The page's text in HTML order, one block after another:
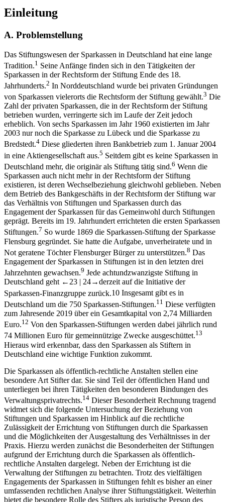
Einleitung
A. Problemstellung
Das Stiftungswesen der Sparkassen in Deutschland hat eine lange
Tradition.1 Seine Anfänge finden sich in den Tätigkeiten der
Sparkassen in der Rechtsform der Stiftung Ende des 18.
Jahrhunderts.2 In Norddeutschland wurde bei privaten Gründungen
von Sparkassen vielerorts die Rechtsform der Stiftung gewählt.3 Die
Zahl der privaten Sparkassen, die in der Rechtsform der Stiftung
betrieben wurden, verringerte sich im Laufe der Zeit jedoch
erheblich. Von sechs Sparkassen im Jahr 1960 existierten im Jahr
2003 nur noch die Sparkasse zu Lübeck und die Sparkasse zu
Bredstedt.4 Diese gliederten ihren Bankbetrieb zum 1. Januar 2004
in eine Aktiengesellschaft aus.5 Seitdem gibt es keine Sparkassen in
Deutschland mehr, die originär als Stiftung tätig sind.6 Wenn die
Sparkassen auch nicht mehr in der Rechtsform der Stiftung
existieren, ist deren Wechselbeziehung gleichwohl geblieben. Neben
dem Betrieb des Bankgeschäfts in der Rechtsform der Stiftung war
das Verhältnis von Stiftungen und Sparkassen durch das
Engagement der Sparkassen für das Gemeinwohl durch Stiftungen
geprägt. Bereits im 19. Jahrhundert errichteten die ersten Sparkassen
Stiftungen.7 So wurde 1869 die Sparkassen-Stiftung der Sparkasse
Flensburg gegründet. Sie hatte die Aufgabe, unverheiratete und in
Not geratene Töchter Flensburger Bürger zu unterstützen.8 Das
Engagement der Sparkassen in Stiftungen ist in den letzten drei
Jahrzehnten gewachsen.9 Jede achtundzwanzigste Stiftung in
Deutschland geht ←23 | 24→derzeit auf die Initiative der
Sparkassen-Finanzgruppe zurück.10 Insgesamt gibt es in
Deutschland um die 750 Sparkassen-Stiftungen.11 Diese verfügten
zum Jahresende 2019 über ein Gesamtkapital von 2,74 Milliarden
Euro.12 Von den Sparkassen-Stiftungen werden dabei jährlich rund
74 Millionen Euro für gemeinnützige Zwecke ausgeschüttet.13
Hieraus wird erkennbar, dass den Sparkassen als Stiftern in
Deutschland eine wichtige Funktion zukommt.
Die Sparkassen als öffentlich-rechtliche Anstalten stellen eine
besondere Art Stifter dar. Sie sind Teil der öffentlichen Hand und
unterliegen bei ihren Tätigkeiten den besonderen Bindungen des
Verwaltungsprivatrechts.14 Dieser Besonderheit Rechnung tragend
widmet sich die folgende Untersuchung der Beziehung von
Stiftungen und Sparkassen im Hinblick auf die rechtliche
Zulässigkeit der Errichtung von Stiftungen durch die Sparkassen
und die Möglichkeiten der Ausgestaltung des Verhältnisses in der
Praxis. Hierzu werden zunächst die Besonderheiten der Stiftungen
aufgrund der Errichtung durch die Sparkassen als öffentlich-
rechtliche Anstalten dargelegt. Neben der Errichtung ist die
Verwaltung der Stiftungen zu betrachten. Trotz des vielfältigen
Engagements der Sparkassen in Stiftungen fehlt es bisher an einer
umfassenden rechtlichen Analyse ihrer Stiftungstätigkeit. Weiterhin
bietet die besondere Rolle des Stifters als juristische Person des